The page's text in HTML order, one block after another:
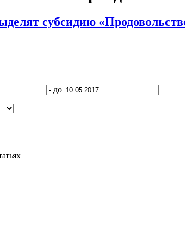
субсидию
- до